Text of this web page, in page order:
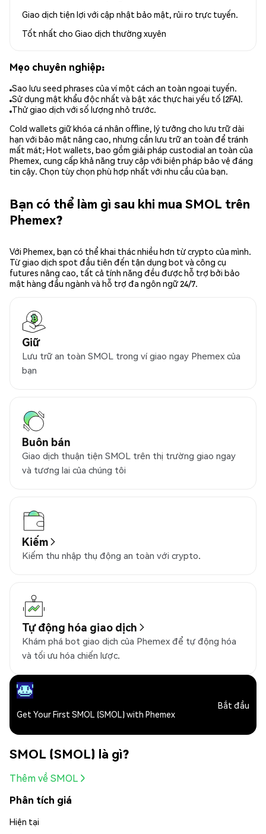
Giao dịch tiện lợi với cập nhật bảo mật, rủi ro trực tuyến.
Tốt nhất cho Giao dịch thường xuyên
Mẹo chuyên nghiệp:
Sao lưu seed phrases của ví một cách an toàn ngoại tuyến.
Sử dụng mật khẩu độc nhất và bật xác thực hai yếu tố (2FA).
Thử giao dịch với số lượng nhỏ trước.
Cold wallets giữ khóa cá nhân offline, lý tưởng cho lưu trữ dài
hạn với bảo mật nâng cao, nhưng cần lưu trữ an toàn để tránh
mất mát; Hot wallets, bao gồm giải pháp custodial an toàn của
Phemex, cung cấp khả năng truy cập với biện pháp bảo vệ đáng
tin cậy. Chọn tùy chọn phù hợp nhất với nhu cầu của bạn.
Bạn có thể làm gì sau khi mua SMOL trên
Phemex?
Với Phemex, bạn có thể khai thác nhiều hơn từ crypto của mình.
Từ giao dịch spot đầu tiên đến tận dụng bot và công cụ
futures nâng cao, tất cả tính năng đều được hỗ trợ bởi bảo
mật hàng đầu ngành và hỗ trợ đa ngôn ngữ 24/7.
Giữ
Lưu trữ an toàn SMOL trong ví giao ngay Phemex của
bạn
Buôn bán
Giao dịch thuận tiện SMOL trên thị trường giao ngay
và tương lai của chúng tôi
Kiếm
Kiếm thu nhập thụ động an toàn với crypto.
Tự động hóa giao dịch
Khám phá bot giao dịch của Phemex để tự động hóa
và tối ưu hóa chiến lược.
Get Your First SMOL (SMOL) with Phemex
Bắt đầu
SMOL (SMOL) là gì?
Thêm về SMOL
Phân tích giá
Hiện tại